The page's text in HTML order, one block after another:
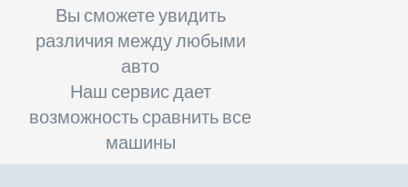
Вы сможете увидить
различия между любыми
авто
Наш сервис дает
возможность сравнить все
машины